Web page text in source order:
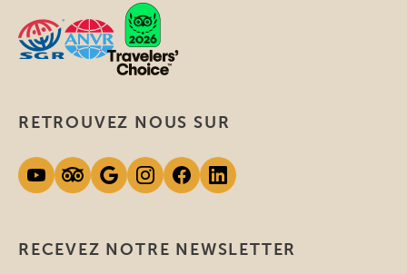
RECEVEZ NOTRE NEWSLETTER
RETROUVEZ NOUS SUR